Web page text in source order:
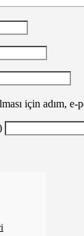
için adım,